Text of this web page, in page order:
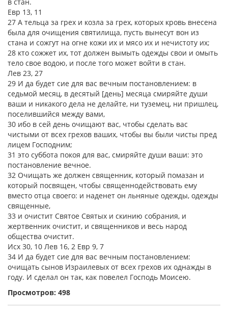
Евр 13, 11
27 А тельца за грех и козла за грех, которых кровь внесена
была для очищения святилища, пусть вынесут вон из
стана и сожгут на огне кожи их и мясо их и нечистоту их;
28 кто сожжет их, тот должен вымыть одежды свои и омыть
тело свое водою, и после того может войти в стан.
Лев 23, 27
29 И да будет сие для вас вечным постановлением: в
седьмой месяц, в десятый [день] месяца смиряйте души
ваши и никакого дела не делайте, ни туземец, ни пришлец,
поселившийся между вами,
30 ибо в сей день очищают вас, чтобы сделать вас
чистыми от всех грехов ваших, чтобы вы были чисты пред
лицем Господним;
31 это суббота покоя для вас, смиряйте души ваши: это
постановление вечное.
32 Очищать же должен священник, который помазан и
который посвящен, чтобы священнодействовать ему
вместо отца своего: и наденет он льняные одежды, одежды
священные,
33 и очистит Святое Святых и скинию собрания, и
жертвенник очистит, и священников и весь народ
общества очистит.
Исх 30, 10 Лев 16, 2 Евр 9, 7
34 И да будет сие для вас вечным постановлением:
очищать сынов Израилевых от всех грехов их однажды в
году. И сделал он так, как повелел Господь Моисею.
Просмотров: 498